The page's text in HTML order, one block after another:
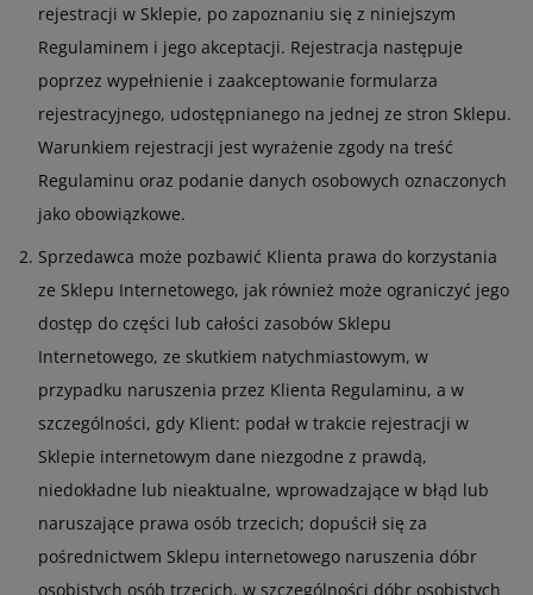
rejestracji w Sklepie, po zapoznaniu się z niniejszym
Regulaminem i jego akceptacji. Rejestracja następuje
poprzez wypełnienie i zaakceptowanie formularza
rejestracyjnego, udostępnianego na jednej ze stron Sklepu.
Warunkiem rejestracji jest wyrażenie zgody na treść
Regulaminu oraz podanie danych osobowych oznaczonych
jako obowiązkowe.
Sprzedawca może pozbawić Klienta prawa do korzystania
ze Sklepu Internetowego, jak również może ograniczyć jego
dostęp do części lub całości zasobów Sklepu
Internetowego, ze skutkiem natychmiastowym, w
przypadku naruszenia przez Klienta Regulaminu, a w
szczególności, gdy Klient: podał w trakcie rejestracji w
Sklepie internetowym dane niezgodne z prawdą,
niedokładne lub nieaktualne, wprowadzające w błąd lub
naruszające prawa osób trzecich; dopuścił się za
pośrednictwem Sklepu internetowego naruszenia dóbr
osobistych osób trzecich, w szczególności dóbr osobistych